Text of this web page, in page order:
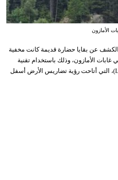
الأمازون
عن بقايا حضارة قديمة كانت مخفية
غابات الأمازون، وذلك باستخدام تقنية
المسح بالليزر المحمولة جوًا (LiDAR)، التي أتاحت رؤية تضاريس الأرض أسفل